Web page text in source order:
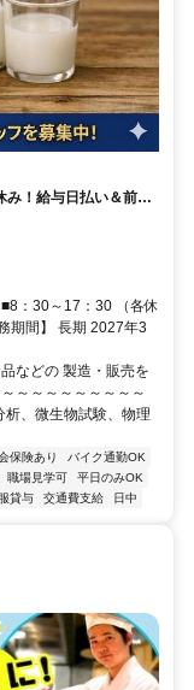
み！給与日払い＆前払
：30～17：30 （各休
期間】 長期 2027年3
などの 製造・販売を
～～～～～～～～～
、微生物試験、物理
保険あり
バイク通勤OK
職場見学可
平日のみOK
貸与 交通費支給 日中